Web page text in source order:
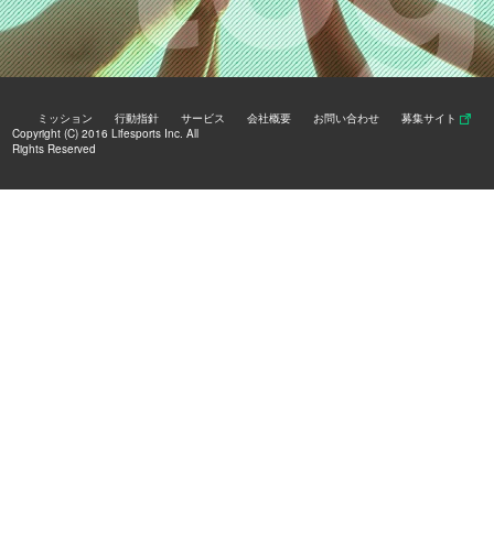
ミッション 行動指針 サービス 会社概要 お問い合わせ
募集サイト
Copyright (C) 2016 Lifesports Inc. All
Rights Reserved